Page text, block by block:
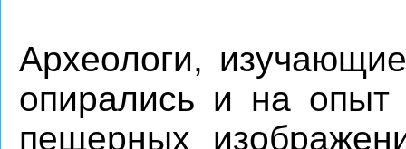
Археологи,
опирались и на опыт
пещерных